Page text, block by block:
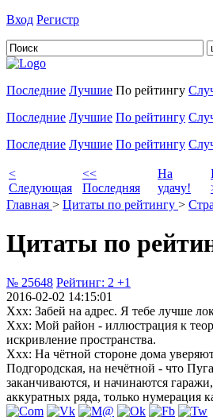
Вход Регистр
Последние Лучшие По рейтингу
Последние Лучшие По рейтингу
Последние Лучшие По рейтингу
<
Следующая
<<
Последняя
На
удачу!
Главная > Цитаты по рейтингу >
Цитаты по
№ 25648 Рейтинг: 2 +1
2016-02-02 14:15:01
Ххх: Забей на адрес. Я тебе лучше
Ххх: Мой район - иллюстрация к
искривление пространства.
Ххх: На чётной стороне дома
Подгородская, на нечётной - что
заканчиваются, и начинаются
аккуратных ряда, только нумерация